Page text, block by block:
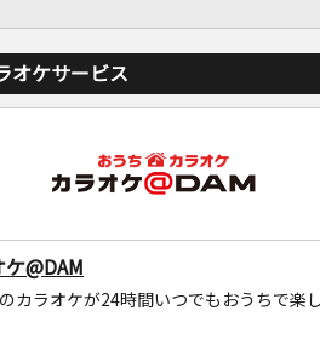
オケサービス
ケ@DAM
カラオケが24時間いつでもおうちで楽